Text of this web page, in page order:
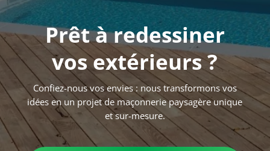
Prêt à redessiner
vos extérieurs ?
Confiez-nous vos envies : nous transformons vos
idées en un projet de maçonnerie paysagère unique
et sur-mesure.